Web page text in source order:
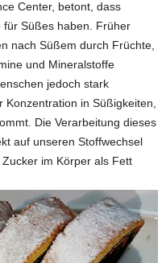
Center, betont, dass
für Süßes haben. Früher
nach Süßem durch Früchte,
und Mineralstoffe
jedoch stark
Konzentration in Süßigkeiten,
Die Verarbeitung dieses
auf unseren Stoffwechsel
im Körper als Fett